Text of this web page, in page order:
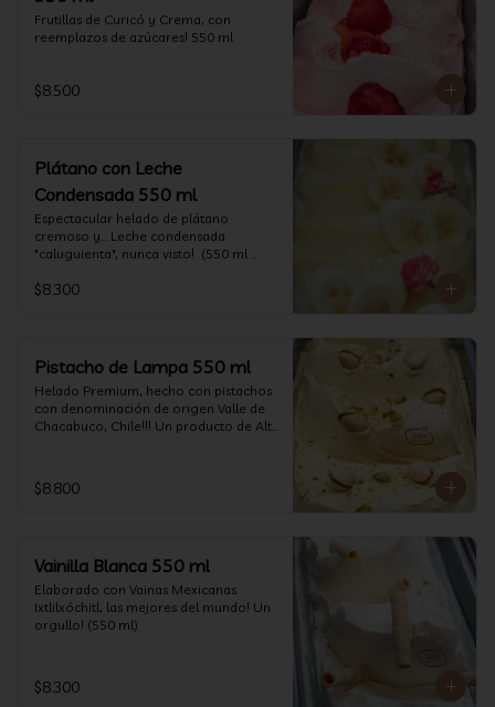
Frutillas de Curicó y Crema, con
reemplazos de azúcares! 550 ml
$8.500
Plátano con Leche
Condensada 550 ml
Espectacular helado de plátano
cremoso y... Leche condensada
"caluguienta", nunca visto!  (550 ml
$8.300
Pistacho de Lampa 550 ml
Helado Premium, hecho con pistachos
con denominación de origen Valle de
Chacabuco, Chile!!! Un producto de Alta
$8.800
Vainilla Blanca 550 ml
Elaborado con Vainas Mexicanas
Ixtlilxóchitl, las mejores del mundo! Un
orgullo! (550 ml)
$8.300